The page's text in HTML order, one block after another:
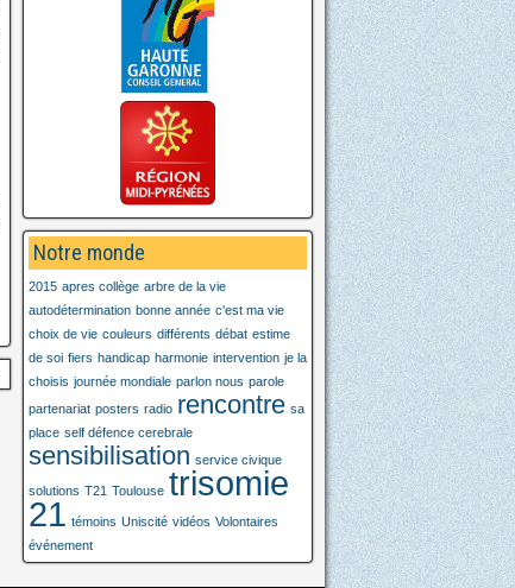
Notre monde
2015 apres collège arbre de la vie
autodétermination bonne année c'est ma vie
choix de vie couleurs différents débat estime
de soi fiers handicap harmonie intervention je la
choisis journée mondiale parlon nous parole
partenariat posters radio rencontre sa
place self défence cerebrale
sensibilisation service civique
solutions T21 Toulouse trisomie
21 témoins Uniscité vidéos Volontaires
événement